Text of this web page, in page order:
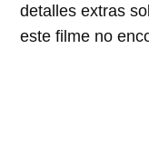
detalles extras
este filme no